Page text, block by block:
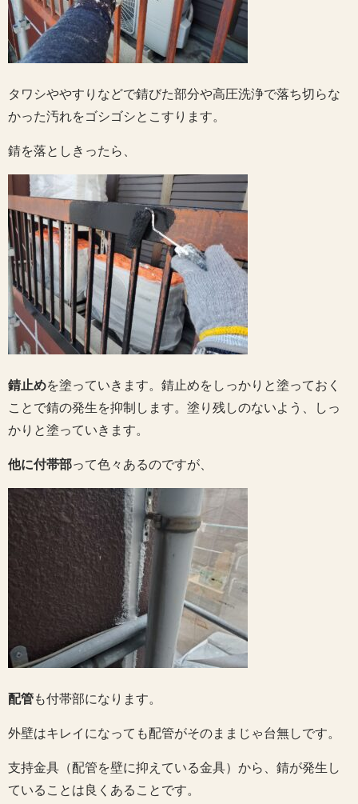
タワシややすりなどで錆びた部分や高圧洗浄で落ち切らな
かった汚れをゴシゴシとこすります。
錆を落としきったら、
錆止めを塗っていきます。錆止めをしっかりと塗っておく
ことで錆の発生を抑制します。塗り残しのないよう、しっ
かりと塗っていきます。
他に付帯部って色々あるのですが、
配管も付帯部になります。
外壁はキレイになっても配管がそのままじゃ台無しです。
支持金具（配管を壁に抑えている金具）から、錆が発生し
ていることは良くあることです。